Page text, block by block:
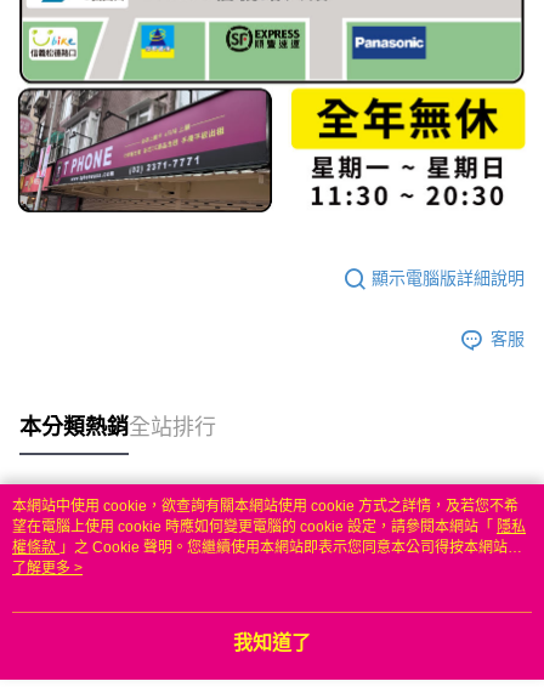
顯示電腦版詳細說明
客服
本分類熱銷全站排行
熱門標籤
本網站中使用 cookie，欲查詢有關本網站使用 cookie 方式之詳情，及若您不希
望在電腦上使用 cookie 時應如何變更電腦的 cookie 設定，請參閱本網站「 隱私
權條款 」之 Cookie 聲明。您繼續使用本網站即表示您同意本公司得按本網站使
用條款之 Cookie 聲明使用 cookie。
了解更多 >
我知道了